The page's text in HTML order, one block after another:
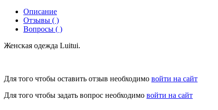
Описание
Отзывы ( )
Вопросы ( )
Женская одежда Luitui.
Для того чтобы оставить отзыв необходимо войти на сайт
Для того чтобы задать вопрос необходимо войти на сайт